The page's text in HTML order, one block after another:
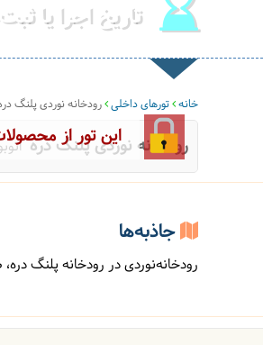
تاریخ اجرا یا
خانه تورهای داخلی رودخانه نوردی پلنگ
رودخانه نوردی پلنگ دره
این تور از
جاذبه‌ها
رودخانه‌نوردی در رودخانه پلنگ